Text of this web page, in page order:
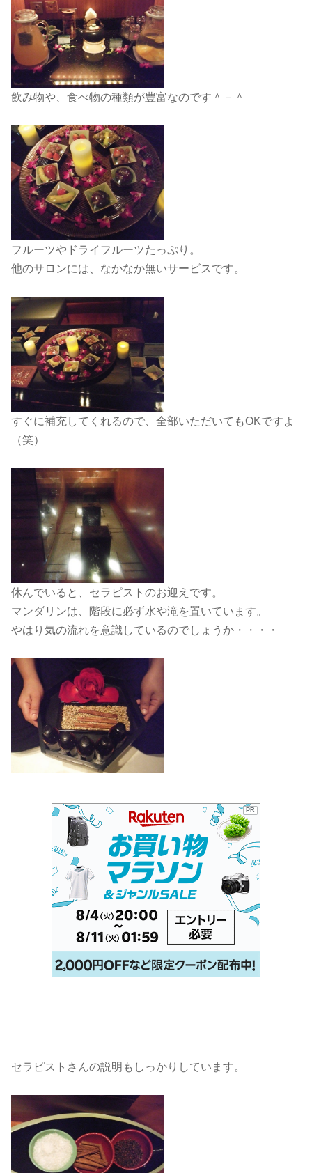
飲み物や、食べ物の種類が豊富なのです＾－＾
フルーツやドライフルーツたっぷり。
他のサロンには、なかなか無いサービスです。
すぐに補充してくれるので、全部いただいてもOKですよ
（笑）
休んでいると、セラピストのお迎えです。
マンダリンは、階段に必ず水や滝を置いています。
やはり気の流れを意識しているのでしょうか・・・・
PR
セラピストさんの説明もしっかりしています。